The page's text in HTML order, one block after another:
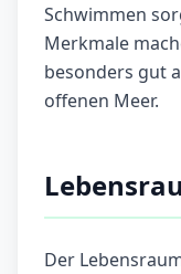
Schwimmen
Merkmale
besonders gut
offenen Meer.
Der